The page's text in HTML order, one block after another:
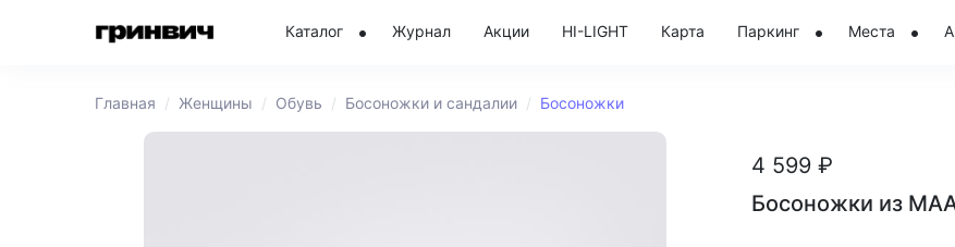
Каталог Журнал Акции HI-LIGHT Карта Паркинг Места
Главная Женщины Обувь Босоножки и сандалии Босоножки
4 599 ₽
Босоножки из